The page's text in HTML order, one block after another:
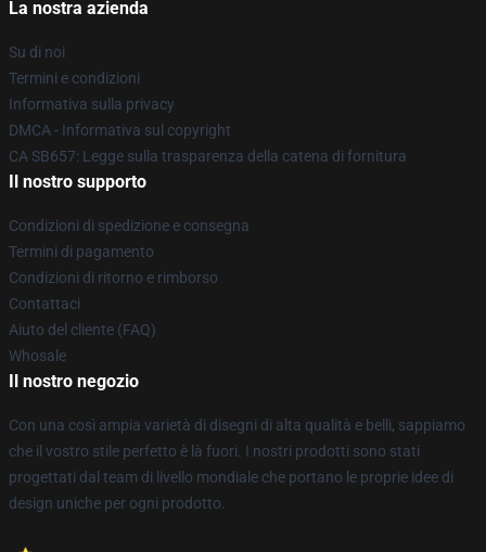
La nostra azienda
Su di noi
Termini e condizioni
Informativa sulla privacy
DMCA - Informativa sul copyright
CA SB657: Legge sulla trasparenza della catena di fornitura
Il nostro supporto
Condizioni di spedizione e consegna
Termini di pagamento
Condizioni di ritorno e rimborso
Contattaci
Aiuto del cliente (FAQ)
Whosale
Il nostro negozio
Con una così ampia varietà di disegni di alta qualità e belli, sappiamo
che il vostro stile perfetto è là fuori. I nostri prodotti sono stati
progettati dal team di livello mondiale che portano le proprie idee di
design uniche per ogni prodotto.